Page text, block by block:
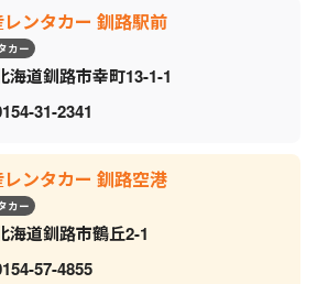
レンタカー 釧路駅前
カー
海道釧路市幸町13-1-1
31-2341
レンタカー 釧路空港
カー
海道釧路市鶴丘2-1
57-4855